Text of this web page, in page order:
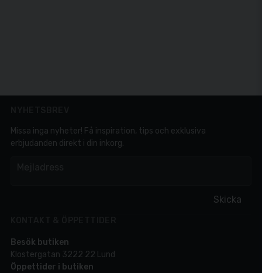
Skicka
Missa inga nyheter! Få inspiration, tips och exklusiva
erbjudanden direkt i din inkorg.
Besök butiken
Klostergatan 3222 22 Lund
Öppettider i butiken